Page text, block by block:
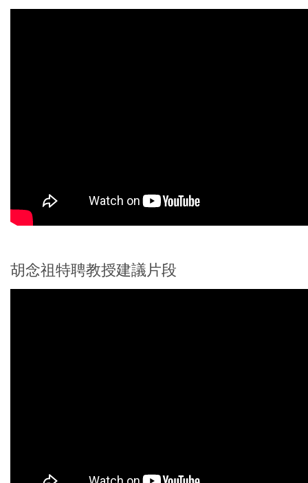
胡念祖特聘教授建議片段